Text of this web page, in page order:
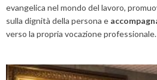
evangelica nel mondo del lavoro,
sulla dignità della persona e
verso la propria vocazione professionale.